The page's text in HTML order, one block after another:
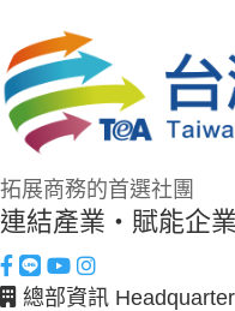
拓展商務的首選社團
連結產業・賦能企
總部資訊 Headquarter